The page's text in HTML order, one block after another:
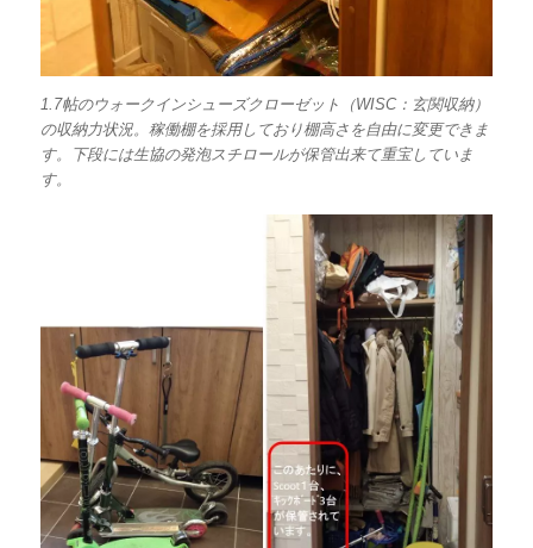
1.7帖のウォークインシューズクローゼット（WISC：玄関収納）
の収納力状況。稼働棚を採用しており棚高さを自由に変更できま
す。下段には生協の発泡スチロールが保管出来て重宝していま
す。